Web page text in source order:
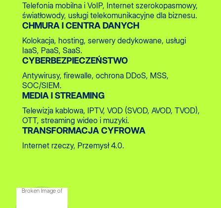
Telefonia mobilna i VoIP, Internet szerokopasmowy,
światłowody, usługi telekomunikacyjne dla biznesu.
CHMURA I CENTRADANYCH
Kolokacja, hosting, serwery dedykowane, usługi
IaaS, PaaS, SaaS.
CYBERBEZPIECZEŃSTWO
Antywirusy, firewalle, ochrona DDoS, MSS,
SOC/SIEM.
MEDIA I STREAMING
Telewizja kablowa, IPTV, VOD (SVOD, AVOD, TVOD),
OTT, streaming wideo i muzyki.
TRANSFORMACJA CYFROWA
Internet rzeczy, Przemysł 4.0.